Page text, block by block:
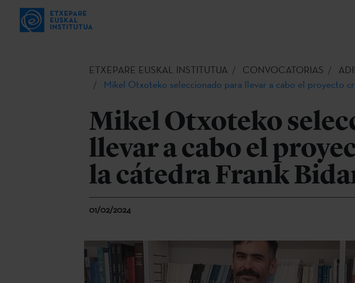
ETXEPARE EUSKAL INSTITUTUA CONVOCATORIAS
ADI!
Mikel Otxoteko seleccionado para llevar a cabo el proyecto
Mikel Otxoteko
llevar a cabo el
la cátedra Frank
01/02/2024